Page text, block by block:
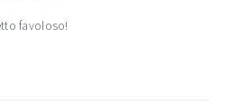
favoloso!